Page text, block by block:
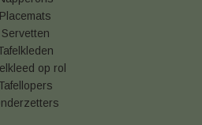
Placemats
Servetten
op rol